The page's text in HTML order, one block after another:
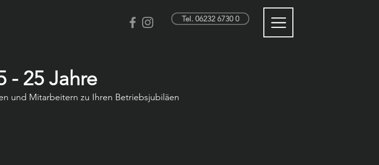
Tel. 06232 6730 0
- 25 Jahre
und Mitarbeitern zu Ihren Betriebsjubiläen